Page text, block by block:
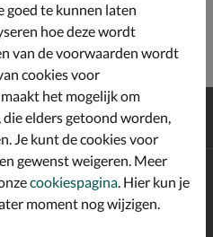
en ontvang €10,-
goed te kunnen laten
hoe deze wordt
van de voorwaarden wordt
cookies voor
het mogelijk om
elders getoond worden,
Je kunt de cookies voor
gewenst weigeren. Meer
cookiespagina. Hier kun je
moment nog wijzigen.